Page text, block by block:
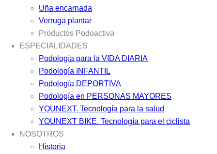
Uña encarnada
Verruga plantar
Productos Podoactiva
ESPECIALIDADES
Podología para la VIDA DIARIA
Podología INFANTIL
Podología DEPORTIVA
Podología en PERSONAS MAYORES
YOUNEXT. Tecnología para la salud
YOUNEXT BIKE. Tecnología para el ciclista
NOSOTROS
Historia